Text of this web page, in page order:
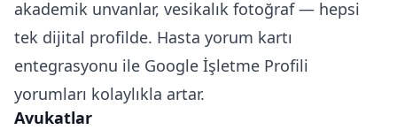
akademik unvanlar, vesikalık fotoğraf — hepsi
tek dijital profilde. Hasta yorum kartı
entegrasyonu ile Google İşletme Profili
yorumları kolaylıkla artar.
Avukatlar